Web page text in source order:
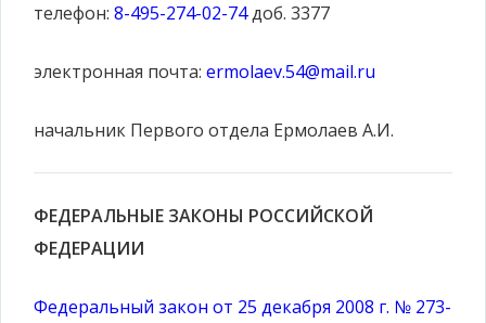
телефон: 8-495-274-02-74доб. 3377
электронная почта: ermolaev.54@mail.ru
начальник Первого отдела Ермолаев А.И.
ФЕДЕРАЛЬНЫЕ ЗАКОНЫ РОССИЙСКОЙ
ФЕДЕРАЦИИ
Федеральный закон от 25 декабря 2008 г. № 273-